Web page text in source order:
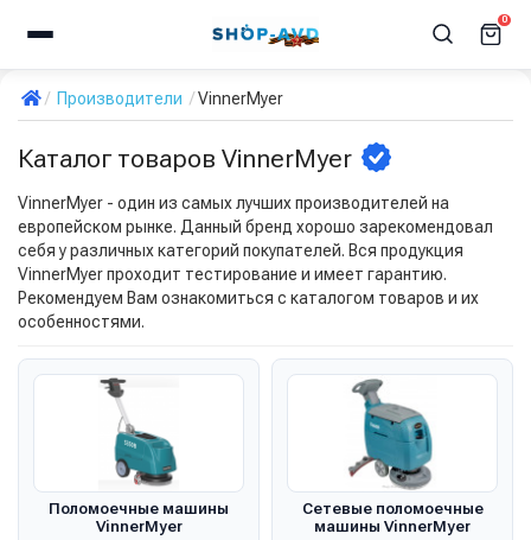
0
Производители VinnerMyer
Каталог товаров VinnerMyer
VinnerMyer - один из самых лучших производителей на
европейском рынке. Данный бренд хорошо зарекомендовал
себя у различных категорий покупателей. Вся продукция
VinnerMyer проходит тестирование и имеет гарантию.
Рекомендуем Вам ознакомиться с каталогом товаров и их
особенностями.
Поломоечные машины
VinnerMyer
Сетевые поломоечные
машины VinnerMyer